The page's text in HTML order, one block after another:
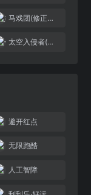
马戏团(修正版)(简)[汉化情报站+MS](JP)[ACT](0.18Mb)
太空入侵者(简)[高伟](JP)[STG](0.18Mb)
避开红点
无限跑酷
人工智障